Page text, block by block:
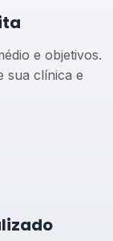
e objetivos.
sua clínica e